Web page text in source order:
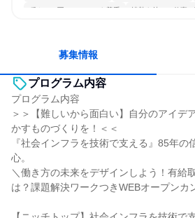
穏やかで互いのペースを尊重 情熱を持って仕事に
募集情報
プログラム内容
プログラム内容
＞＞【難しいから面白い】自分のアイデ
かすものづくりを！＜＜
『社会インフラを技術で支える』85年の
心。
＼働き方の未来をデザインしよう！有給
は？課題解決ワークつきWEBオープンカ